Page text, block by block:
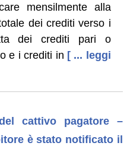
mensilmente alla
dei crediti verso i
dei crediti pari o
e i crediti in [ ... leggi
cattivo pagatore –
è stato notificato il